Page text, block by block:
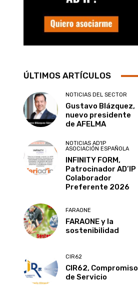
ÚLTIMOS ARTÍCULOS
NOTICIAS DEL SECTOR
Gustavo Blázquez,
nuevo presidente
de AFELMA
NOTICIAS AD'IP
ASOCIACIÓN ESPAÑOLA
INFINITY FORM,
Patrocinador AD’IP
Colaborador
Preferente 2026
FARAONE
FARAONE y la
sostenibilidad
CIR62
CIR62, Compromiso
de Servicio